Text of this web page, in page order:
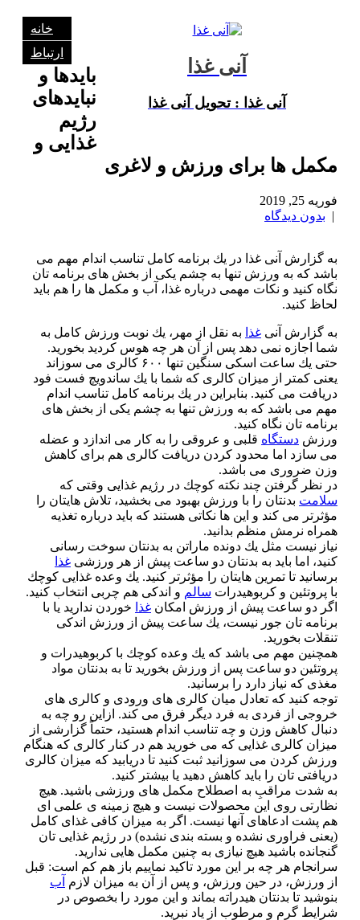
آنی غذا
آنی غذا : تحویل آنی غذا
خانه
ارتباط
بایدها و
نبایدهای
رژیم
غذایی و
مكمل ها برای ورزش و لاغری
فوریه 25, 2019
| بدون دیدگاه
به گزارش آنی غذا در یك برنامه كامل تناسب اندام مهم می
باشد كه به ورزش تنها به چشم یكی از بخش های برنامه تان
نگاه كنید و نكات مهمی درباره غذا، آب و مكمل ها را هم باید
لحاظ كنید.
به گزارش آنی غذا به نقل از مهر، یك نوبت ورزش كامل به
شما اجازه نمی دهد پس از آن هر چه هوس كردید بخورید.
حتی یك ساعت اسكی سنگین تنها ۶۰۰ كالری می سوزاند
یعنی كمتر از میزان كالری كه شما با یك ساندویچ فست فود
دریافت می كنید. بنابراین در یك برنامه كامل تناسب اندام
مهم می باشد كه به ورزش تنها به چشم یكی از بخش های
برنامه تان نگاه كنید.
ورزش دستگاه قلبی و عروقی را به كار می اندازد و عضله
می سازد اما محدود كردن دریافت كالری هم برای كاهش
وزن ضروری می باشد.
در نظر گرفتن چند نكته كوچك در رژیم غذایی وقتی كه
سلامت بدنتان را با ورزش بهبود می بخشید، تلاش هایتان را
مؤثرتر می كند و این ها نكاتی هستند كه باید درباره تغذیه
همراه نرمش منظم بدانید.
نیاز نیست مثل یك دونده ماراتن به بدنتان سوخت رسانی
كنید، اما باید به بدنتان دو ساعت پیش از هر ورزشی غذا
برسانید تا تمرین هایتان را مؤثرتر كنید. یك وعده غذایی كوچك
با پروتئین و كربوهیدرات سالم و اندكی هم چربی انتخاب كنید.
اگر دو ساعت پیش از ورزش امكان غذا خوردن ندارید یا با
برنامه تان جور نیست، یك ساعت پیش از ورزش اندكی
تنقلات بخورید.
همچنین مهم می باشد كه یك وعده كوچك با كربوهیدرات و
پروتئین دو ساعت پس از ورزش بخورید تا به بدنتان مواد
مغذی كه نیاز دارد را برسانید.
توجه كنید كه تعادل میان كالری های ورودی و كالری های
خروجی از فردی به فرد دیگر فرق می كند. ازاین رو چه به
دنبال كاهش وزن و چه تناسب اندام هستید، حتماً گزارشی از
میزان كالری غذایی كه می خورید هم در كنار كالری كه هنگام
ورزش كردن می سوزانید ثبت كنید تا دریابید كه میزان كالری
دریافتی تان را باید كاهش دهید یا بیشتر كنید.
به شدت مراقبِ به اصطلاح مكمل های ورزشی باشید. هیچ
نظارتی روی این محصولات نیست و هیچ زمینه ی علمی ای
هم پشت ادعاهای آنها نیست. اگر به میزان كافی غذای كامل
(یعنی فراوری نشده و بسته بندی نشده) در رژیم غذایی تان
گنجانده باشید هیچ نیازی به چنین مكمل هایی ندارید.
سرانجام هر چه بر این مورد تاكید نماییم باز هم كم است: قبل
از ورزش، در حین ورزش، و پس از آن به میزان لازم آب
بنوشید تا بدنتان هیدراته بماند و این مورد را بخصوص در
شرایط گرم و مرطوب از یاد نبرید.